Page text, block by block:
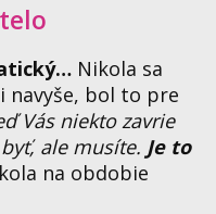
Nikola sa
navyše, bol to pre
Vás niekto zavrie
ale musíte. Je to
na obdobie